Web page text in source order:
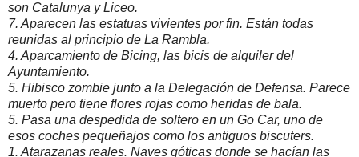
son Catalunya y Liceo.
7. Aparecen las estatuas vivientes por fin. Están todas
reunidas al principio de La Rambla.
4. Aparcamiento de Bicing, las bicis de alquiler del
Ayuntamiento.
5. Hibisco zombie junto a la Delegación de Defensa. Parece
muerto pero tiene flores rojas como heridas de bala.
5. Pasa una despedida de soltero en un Go Car, uno de
esos coches pequeñajos como los antiguos biscuters.
1. Atarazanas reales. Naves góticas donde se hacían las